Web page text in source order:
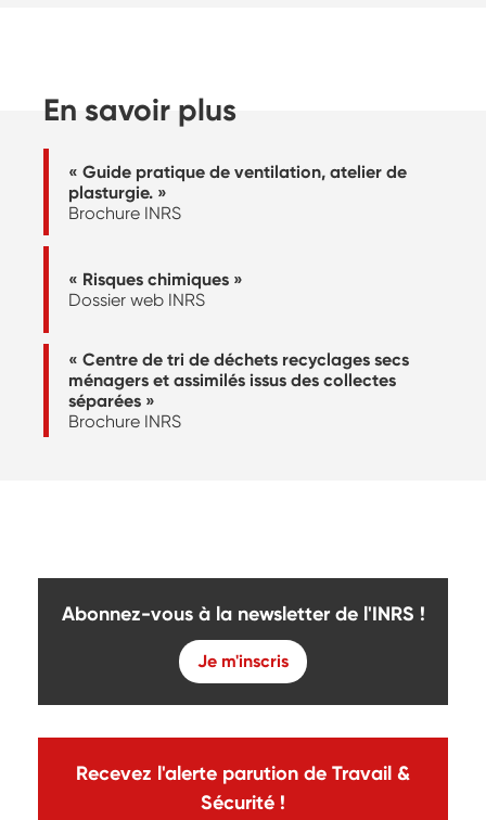
En savoir plus
« Guide pratique de ventilation, atelier de
plasturgie. »
Brochure INRS
« Risques chimiques »
Dossier web INRS
« Centre de tri de déchets recyclages secs
ménagers et assimilés issus des collectes
séparées »
Brochure INRS
Abonnez-vous à la newsletter de l'INRS !
Je m'inscris
Recevez l'alerte parution de Travail &
Sécurité !